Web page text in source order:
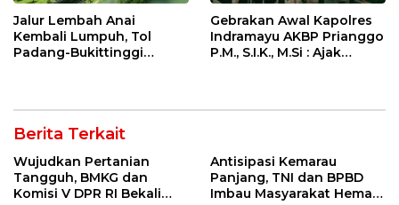
Jalur Lembah Anai
Kembali Lumpuh, Tol
Padang-Bukittinggi
Gebrakan Awal Kapolres
Indramayu AKBP Prianggo
P.M., S.I.K., M.Si : Ajak
Berita Terkait
Wujudkan Pertanian
Tangguh, BMKG dan
Komisi V DPR RI Bekali
Antisipasi Kemarau
Panjang, TNI dan BPBD
Imbau Masyarakat Hemat